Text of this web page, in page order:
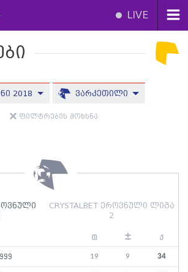
LIVE
CRYSTALBET ეროვნული ლიგა
2
თ ± ქ
19 9 34
2018 ვარკეთილი
ფილტრების მოხსნა